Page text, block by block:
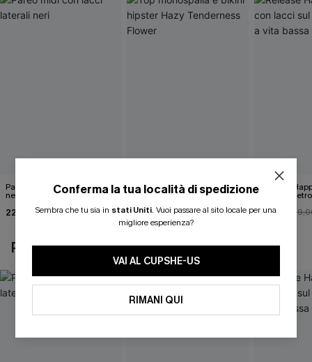
Pareo midi con lacci laterali
neri
22,00 €24,00 €
Top monospalla e bikini
hipster Hazy Tenderness
35,00 €
Release
lacci sul
31,00 €
POTREBBE INTERESSARTI ANCHE
Conferma la tua località di spedizione
Sembra che tu sia in stati Uniti. Vuoi passare al sito locale per una
migliore esperienza?
VAI AL CUPSHE-US
RIMANI QUI